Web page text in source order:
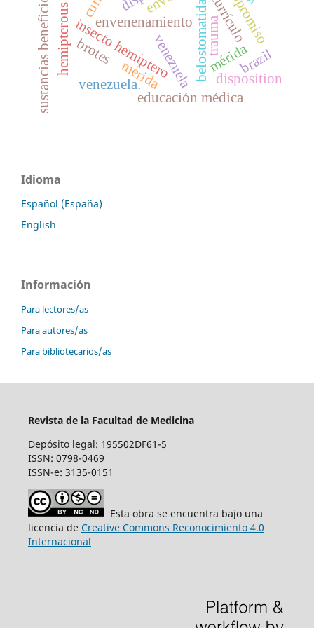
envenenamiento
insecto hemíptero belostomatidaemérida
venezuela
merida
venezuela.
currículo
educación médica
disposition
brotes brazil
sustancias beneficiosas trauma
Idioma
Español (España)
English
Información
Para lectores/as
Para autores/as
Para bibliotecarios/as
Revista de la Facultad de Medicina
Depósito legal: 195502DF61-5
ISSN: 0798-0469
ISSN-e: 3135-0151
Esta obra se encuentra bajo una
licencia de Creative Commons Reconocimiento 4.0
Internacional